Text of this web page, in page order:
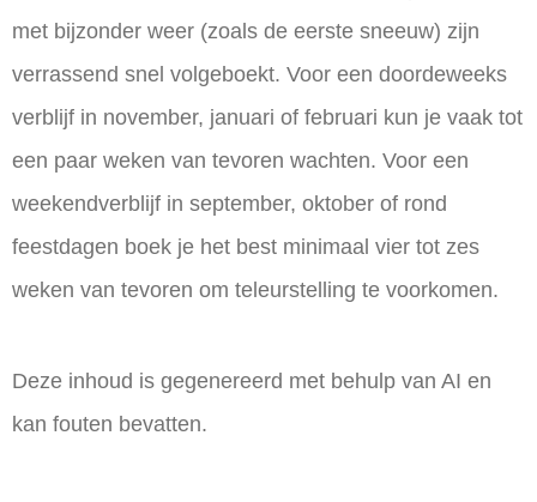
met bijzonder weer (zoals de eerste sneeuw) zijn
verrassend snel volgeboekt. Voor een doordeweeks
verblijf in november, januari of februari kun je vaak tot
een paar weken van tevoren wachten. Voor een
weekendverblijf in september, oktober of rond
feestdagen boek je het best minimaal vier tot zes
weken van tevoren om teleurstelling te voorkomen.
Deze inhoud is gegenereerd met behulp van AI en
kan fouten bevatten.